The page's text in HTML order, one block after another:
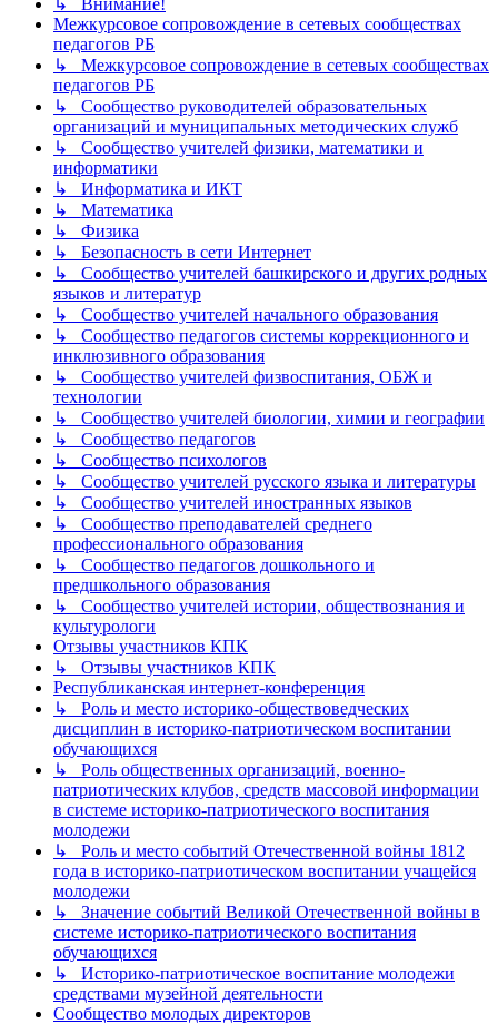
Межкурсовое сопровождение в сетевых сообществах
педагогов РБ
↳ Межкурсовое сопровождение в сетевых сообществах
педагогов РБ
↳ Сообщество руководителей образовательных
организаций и муниципальных методических служб
↳ Сообщество учителей физики, математики и
информатики
↳ Информатика и ИКТ
↳ Математика
↳ Физика
↳ Безопасность в сети Интернет
↳ Сообщество учителей башкирского и других родных
языков и литератур
↳ Сообщество учителей начального образования
↳ Сообщество педагогов системы коррекционного и
инклюзивного образования
↳ Сообщество учителей физвоспитания, ОБЖ и
технологии
↳ Сообщество учителей биологии, химии и географии
↳ Сообщество педагогов
↳ Сообщество психологов
↳ Сообщество учителей русского языка и литературы
↳ Сообщество учителей иностранных языков
↳ Сообщество преподавателей среднего
профессионального образования
↳ Сообщество педагогов дошкольного и
предшкольного образования
↳ Сообщество учителей истории, обществознания и
культурологи
Отзывы участников КПК
↳ Отзывы участников КПК
Республиканская интернет-конференция
↳ Роль и место историко-обществоведческих
дисциплин в историко-патриотическом воспитании
обучающихся
↳ Роль общественных организаций, военно-
патриотических клубов, средств массовой информации
в системе историко-патриотического воспитания
молодежи
↳ Роль и место событий Отечественной войны 1812
года в историко-патриотическом воспитании учащейся
молодежи
↳ Значение событий Великой Отечественной войны в
системе историко-патриотического воспитания
обучающихся
↳ Историко-патриотическое воспитание молодежи
средствами музейной деятельности
Сообщество молодых директоров